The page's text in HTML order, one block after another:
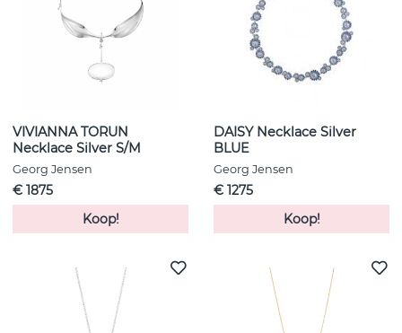
VIVIANNA TORUN
Necklace Silver S/M
Georg Jensen
€ 1875
Koop!
DAISY Necklace Silver
BLUE
Georg Jensen
€ 1275
Koop!